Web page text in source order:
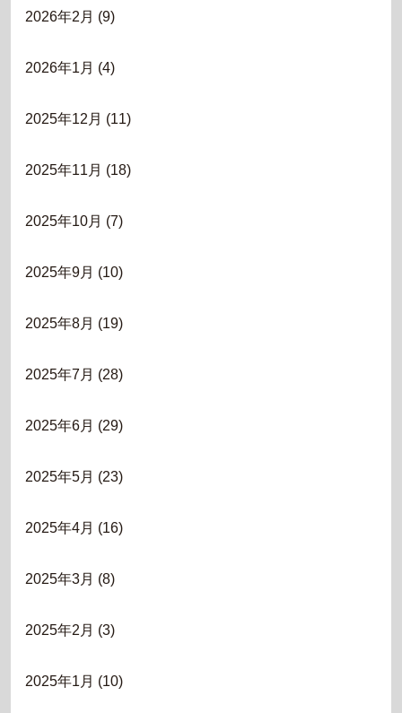
2026年2月 (9)
2026年1月 (4)
2025年12月 (11)
2025年11月 (18)
2025年10月 (7)
2025年9月 (10)
2025年8月 (19)
2025年7月 (28)
2025年6月 (29)
2025年5月 (23)
2025年4月 (16)
2025年3月 (8)
2025年2月 (3)
2025年1月 (10)